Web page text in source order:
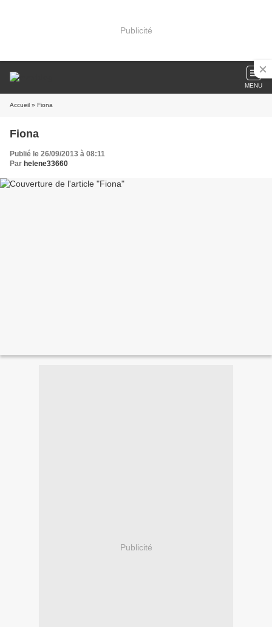
Publicité
MENU
Accueil » Fiona
Fiona
Publié le 26/09/2013 à 08:11
Par helene33660
Publicité